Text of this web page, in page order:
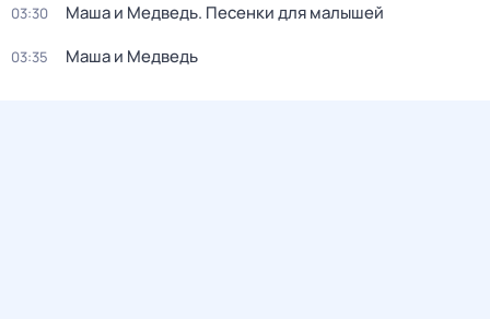
03:30 Маша и Медведь. Песенки для малышей
03:35 Маша и Медведь